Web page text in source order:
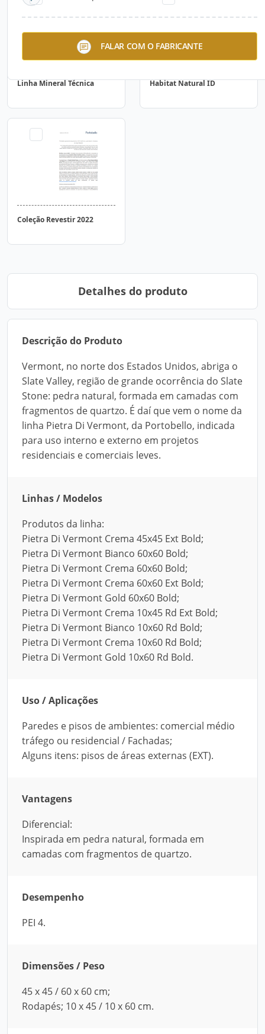
FALAR COM O FABRICANTE
Linha Mineral Técnica Habitat Natural ID
Coleção Revestir 2022
Detalhes do produto
Descrição do Produto
Vermont, no norte dos Estados Unidos, abriga o
Slate Valley, região de grande ocorrência do Slate
Stone: pedra natural, formada em camadas com
fragmentos de quartzo. É daí que vem o nome da
linha Pietra Di Vermont, da Portobello, indicada
para uso interno e externo em projetos
residenciais e comerciais leves.
Linhas / Modelos
Produtos da linha:
Pietra Di Vermont Crema 45x45 Ext Bold;
Pietra Di Vermont Bianco 60x60 Bold;
Pietra Di Vermont Crema 60x60 Bold;
Pietra Di Vermont Crema 60x60 Ext Bold;
Pietra Di Vermont Gold 60x60 Bold;
Pietra Di Vermont Crema 10x45 Rd Ext Bold;
Pietra Di Vermont Bianco 10x60 Rd Bold;
Pietra Di Vermont Crema 10x60 Rd Bold;
Pietra Di Vermont Gold 10x60 Rd Bold.
Uso / Aplicações
Paredes e pisos de ambientes: comercial médio
tráfego ou residencial / Fachadas;
Alguns itens: pisos de áreas externas (EXT).
Vantagens
Diferencial:
Inspirada em pedra natural, formada em
camadas com fragmentos de quartzo.
Desempenho
PEI 4.
Dimensões / Peso
45 x 45 / 60 x 60 cm;
Rodapés; 10 x 45 / 10 x 60 cm.